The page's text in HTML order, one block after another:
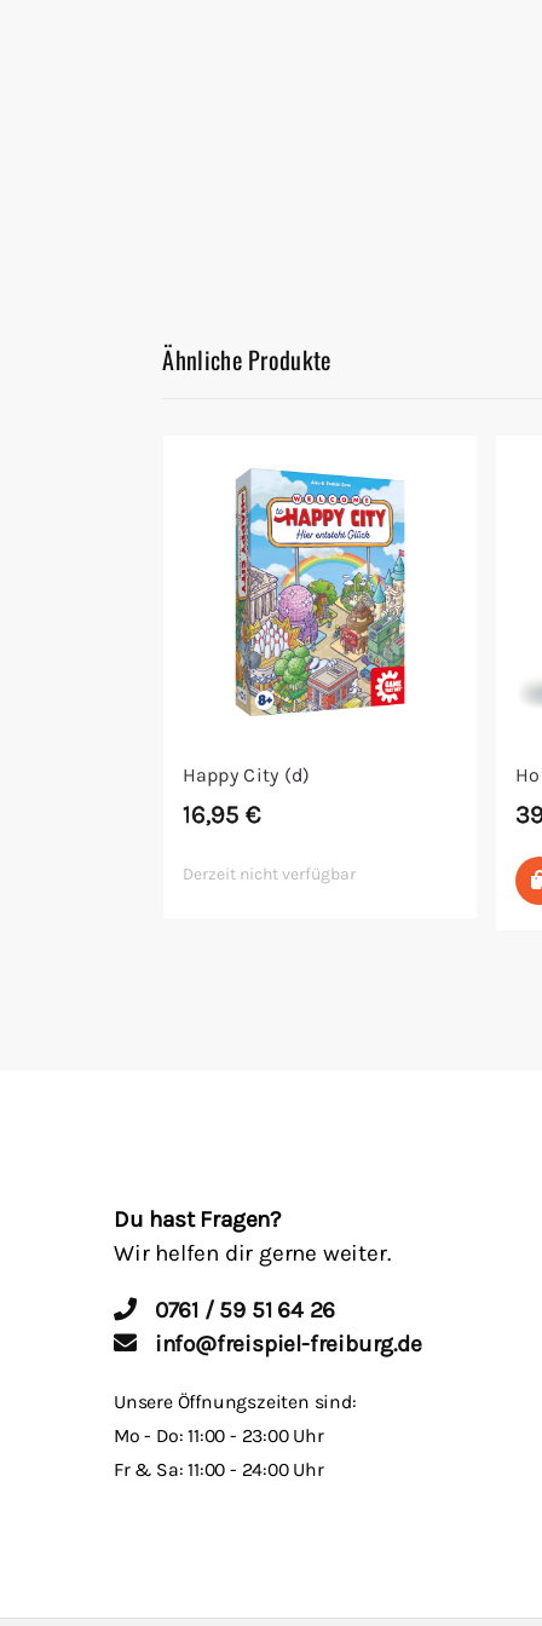
Ähnliche Produkte
Happy City (d)
16,95€
Derzeit nicht verfügbar
Du hast Fragen?
Wir helfen dir gerne weiter.
0761 / 59 51 64 26
info@freispiel-freiburg.de
Unsere Öffnungszeiten sind:
Mo - Do: 11:00 - 23:00 Uhr
Fr & Sa: 11:00 - 24:00 Uhr